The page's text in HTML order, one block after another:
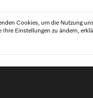
Cookies, um die Nutzung
Ihre Einstellungen zu ändern,